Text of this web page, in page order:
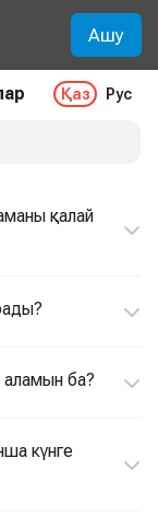
Ашу
Қаз Рус
қалай
ба?
күнге